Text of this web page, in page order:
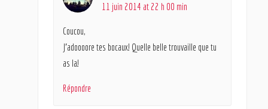
11 juin 2014 at 22 h 00 min
Coucou,
J’adoooore tes bocaux! Quelle belle trouvaille que tu
as la!
Répondre